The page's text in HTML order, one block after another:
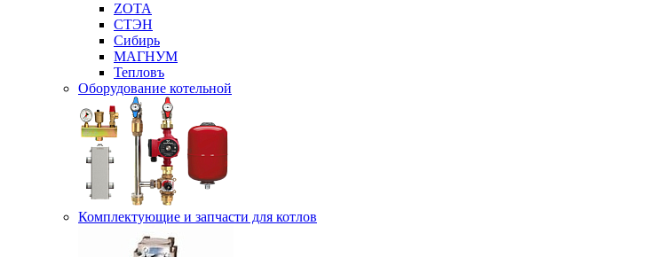
ZOTA
СТЭН
Сибирь
МАГНУМ
Тепловъ
Оборудование котельной
Комплектующие и запчасти для котлов